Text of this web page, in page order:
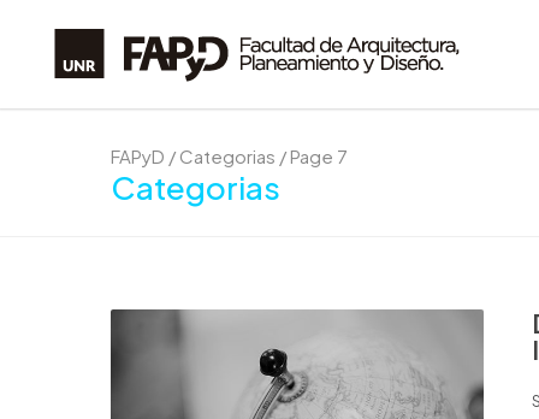
FAPyD / Categorias / Page 7
Categorias